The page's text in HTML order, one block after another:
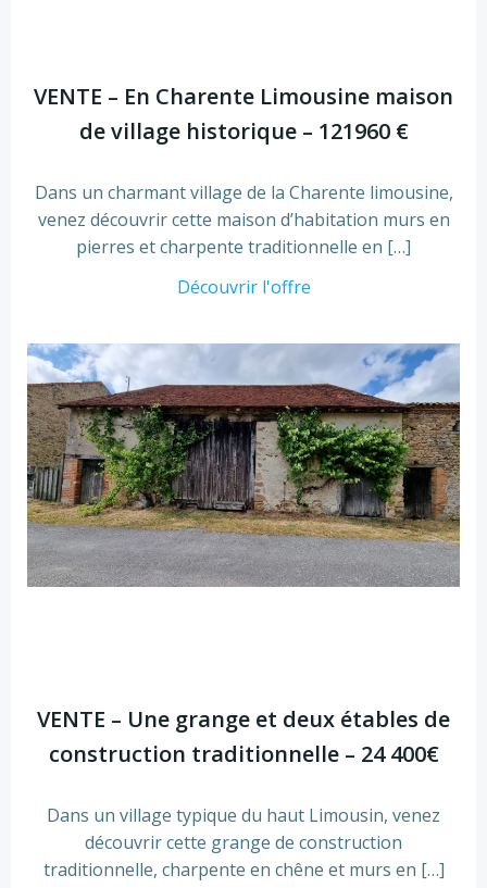
VENTE – En Charente Limousine maison
de village historique – 121960 €
Dans un charmant village de la Charente limousine,
venez découvrir cette maison d’habitation murs en
pierres et charpente traditionnelle en […]
Découvrir l'offre
VENTE – Une grange et deux étables de
construction traditionnelle – 24 400€
Dans un village typique du haut Limousin, venez
découvrir cette grange de construction
traditionnelle, charpente en chêne et murs en […]